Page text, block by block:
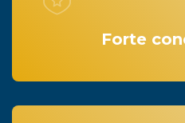
Forte